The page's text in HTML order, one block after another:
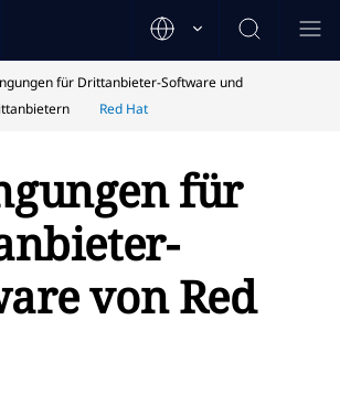
für Drittanbieter-Software und
Red Hat
für
von Red